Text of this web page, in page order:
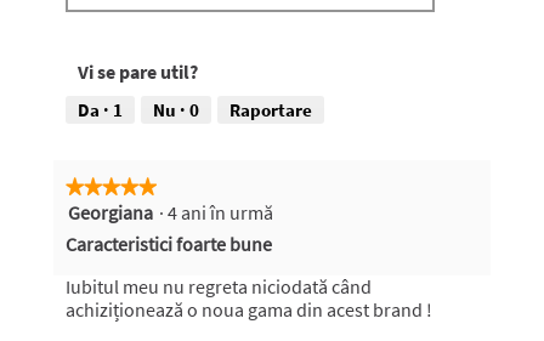
Vi se pare util?
Da · 1 Nu · 0 Raportare
★★★★★
★★★★★
5
5
stele.
Georgiana · 4 ani în urmă
Caracteristici foarte bune
Iubitul meu nu regreta niciodată când
achiziționează o noua gama din acest brand !